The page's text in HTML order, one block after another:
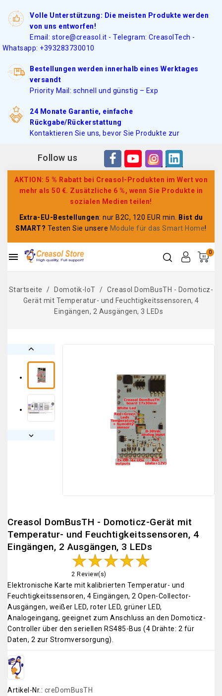
Volle Unterstützung: Die meisten Produkte werden
von uns entworfen!
Email: store@creasol.it - Telegram: CreasolTech -
Whatsapp: +393283730010
Bestellungen werden innerhalb eines Werktages
versandt
Priority Mail: schnell und günstig – Exp
24 Monate Garantie, einfache
Rückgabe/Rückerstattung
Kontaktieren Sie uns, bevor Sie Produkte zur
Follow us
AKTION: 5 % Rabatt bei Creasol-Produkten im Wert von
mehr als 50 €. Zusätzliche 6 %, wenn Sie Produkte in
sozialen Medien teilen!
Extra-EU-Bestellungen: nur B2C, 120 EUR min.
Bist du
SMART? Testen Sie unsere Module für das Smart Home!
0

Startseite Domotik-IoT
Creasol DomBusTH - Domoticz-
Gerät mit Temperatur- und Feuchtigkeitssensoren, 4
Eingängen, 2 Ausgängen, 3 LEDs


Creasol DomBusTH - Domoticz-Gerät mit
Temperatur- und Feuchtigkeitssensoren, 4
Eingängen, 2 Ausgängen, 3 LEDs
2 Review(s)
Elektronische Karte mit kalibrierten Temperatur- und
Feuchtigkeitssensoren, 4 Eingängen, 2 Open-Collector-
Ausgängen, weißer LED, roter LED, grüner LED,
Analogeingang, geeignet zum Anschluss an den Domoticz-
Controller über den seriellen RS485-Bus (4 Drähte: 2 für
Daten, 2 zur Stromversorgung).
Artikel-Nr.: creDomBusTH